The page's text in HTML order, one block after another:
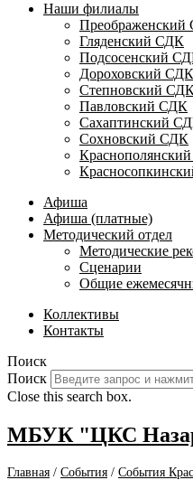
Наши филиалы
Гляденский СДК
Подсосенский
Дороховский СДК
Степновский
Павловский СДК
Сахаптинский
Сохновский СДК
Афиша
Афиша (платные)
Методический отдел
Методические
Сценарии
Общие
Коллективы
Контакты
Поиск
Поиск
Close this search box.
МБУК "ЦКС
Главная / События / События